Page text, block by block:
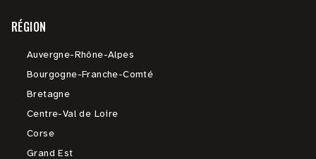
RÉGION
Auvergne-Rhône-Alpes
Bourgogne-Franche-Comté
Bretagne
Centre-Val de Loire
Corse
Grand Est